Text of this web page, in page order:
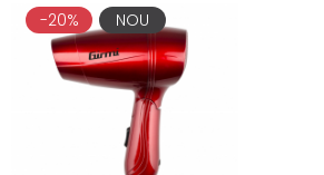
-20% NOU